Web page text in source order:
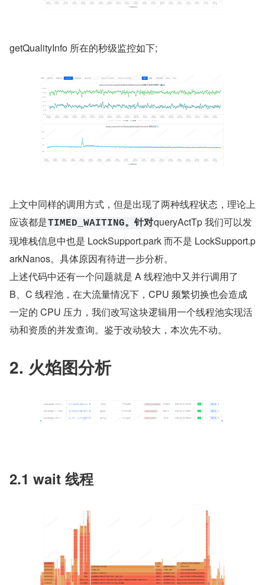
getQualityInfo 所在的秒级监控如下;
上文中同样的调用方式，但是出现了两种线程状态，理论上
应该都是TIMED_WAITING。针对queryActTp 我们可以发
现堆栈信息中也是 LockSupport.park 而不是 LockSupport.p
arkNanos。具体原因有待进一步分析。
上述代码中还有一个问题就是 A 线程池中又并行调用了
B、C 线程池，在大流量情况下，CPU 频繁切换也会造成
一定的 CPU 压力，我们改写这块逻辑用一个线程池实现活
动和资质的并发查询。鉴于改动较大，本次先不动。
2. 火焰图分析
2.1 wait 线程